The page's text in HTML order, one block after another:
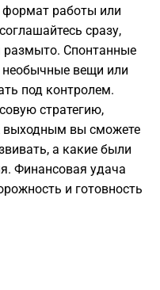
работы или
сразу,
размыто. Спонтанные
необычные вещи или
под контролем.
стратегию,
выходным вы сможете
а какие были
Финансовая удача
и готовность